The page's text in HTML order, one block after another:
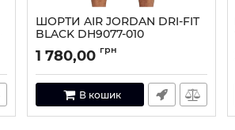
ШОРТИ AIR JORDAN DRI-FIT
BLACK DH9077-010
Артикул: DH9077-010-S
1 780,00 грн
В кошик